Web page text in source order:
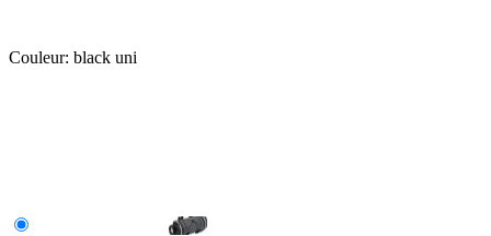
Couleur: black uni